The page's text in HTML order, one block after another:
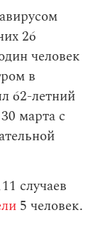
26
человек
в
62-летний
марта с
случаев
5 человек.